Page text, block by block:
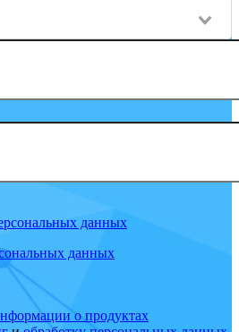
данных
данных
о продуктах